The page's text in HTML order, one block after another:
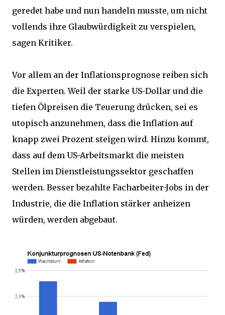
geredet habe und nun handeln musste, um nicht
vollends ihre Glaubwürdigkeit zu verspielen,
sagen Kritiker.
Vor allem an der Inflationsprognose reiben sich
die Experten. Weil der starke US-Dollar und die
tiefen Ölpreisen die Teuerung drücken, sei es
utopisch anzunehmen, dass die Inflation auf
knapp zwei Prozent steigen wird. Hinzu kommt,
dass auf dem US-Arbeitsmarkt die meisten
Stellen im Dienstleistungssektor geschaffen
werden. Besser bezahlte Facharbeiter-Jobs in der
Industrie, die die Inflation stärker anheizen
würden, werden abgebaut.